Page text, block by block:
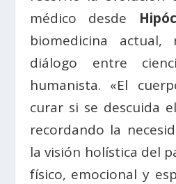
médico desde
biomedicina actual,
diálogo entre
humanista. «El
curar si se descuida
recordando la
la visión holística del
físico, emocional y